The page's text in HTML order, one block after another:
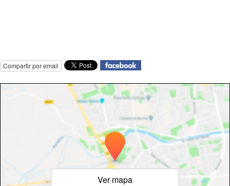
Compartir por email
Ver mapa